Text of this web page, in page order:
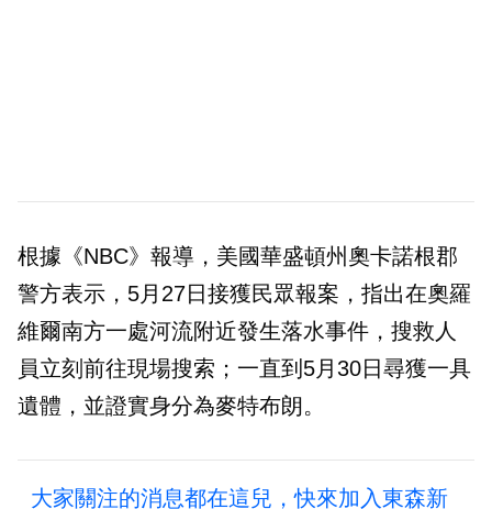
根據《NBC》報導，美國華盛頓州奧卡諾根郡
警方表示，5月27日接獲民眾報案，指出在奧羅
維爾南方一處河流附近發生落水事件，搜救人
員立刻前往現場搜索；一直到5月30日尋獲一具
遺體，並證實身分為麥特布朗。
大家關注的消息都在這兒，快來加入東森新